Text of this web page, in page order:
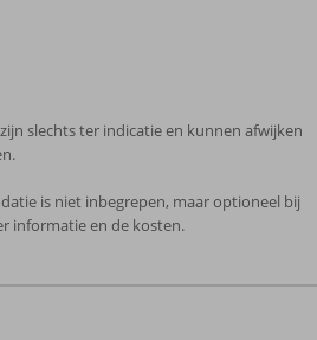
slechts ter indicatie en kunnen afwijken
is niet inbegrepen, maar optioneel bij
informatie en de kosten.